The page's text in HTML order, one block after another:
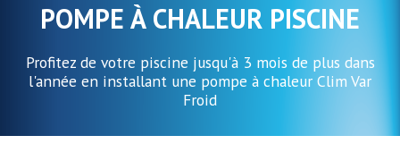
POMPE À CHALEUR PISCINE
Profitez de votre piscine jusqu'à 3 mois de plus dans
l'année en installant une pompe à chaleur Clim Var
Froid